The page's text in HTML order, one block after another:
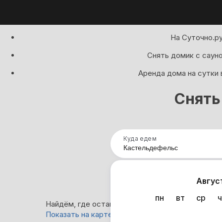
На
Снять домик с
Аренда дома на сутки
Куда едем
пн
вт ср
Найдём, где остановиться в Кастельдефельсе:
Показать на карте